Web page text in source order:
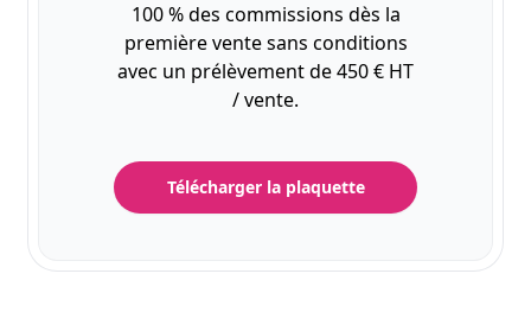
100 % des commissions dès la
première vente sans conditions
avec un prélèvement de 450 € HT
/ vente.
Télécharger la plaquette